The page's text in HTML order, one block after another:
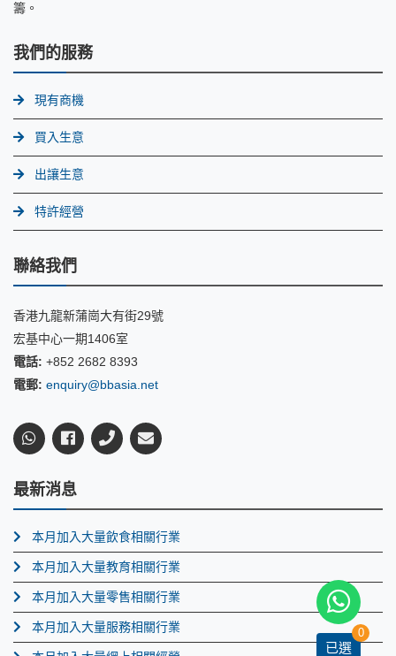
籌。
我們的服務
現有商機
買入生意
出讓生意
特許經營
聯絡我們
香港九龍新蒲崗大有街29號
宏基中心一期1406室
電話: +852 2682 8393
電郵: enquiry@bbasia.net
最新消息
本月加入大量飲食相關行業
本月加入大量教育相關行業
本月加入大量零售相關行業
本月加入大量服務相關行業
已選
0